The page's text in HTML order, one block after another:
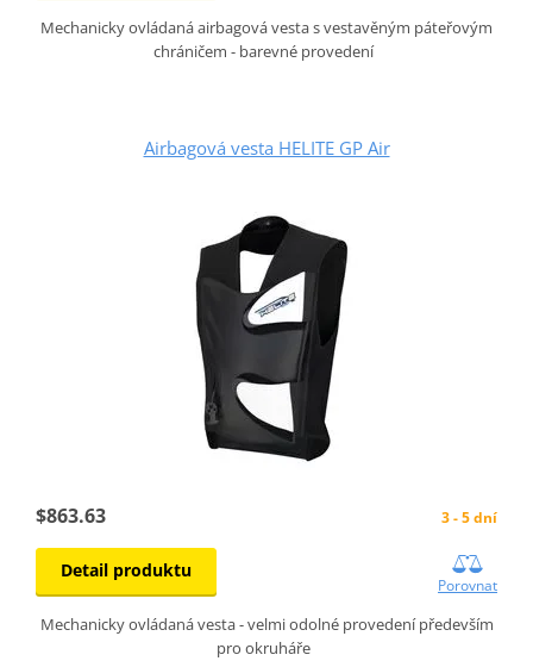
Mechanicky ovládaná airbagová vesta s vestavěným páteřovým
chráničem - barevné provedení
Airbagová vesta HELITE GP Air
$863.63 3 - 5 dní
Detail produktu
Porovnat
Mechanicky ovládaná vesta - velmi odolné provedení především
pro okruháře